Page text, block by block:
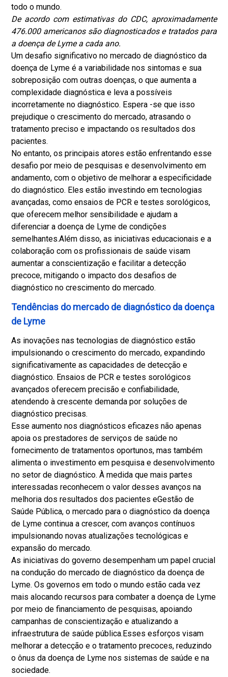
todo o mundo.
De acordo com estimativas do CDC, aproximadamente
476.000 americanos são diagnosticados e tratados para
a doença de Lyme a cada ano.
Um desafio significativo no mercado de diagnóstico da
doença de Lyme é a variabilidade nos sintomas e sua
sobreposição com outras doenças, o que aumenta a
complexidade diagnóstica e leva a possíveis
incorretamente no diagnóstico. Espera -se que isso
prejudique o crescimento do mercado, atrasando o
tratamento preciso e impactando os resultados dos
pacientes.
No entanto, os principais atores estão enfrentando esse
desafio por meio de pesquisas e desenvolvimento em
andamento, com o objetivo de melhorar a especificidade
do diagnóstico. Eles estão investindo em tecnologias
avançadas, como ensaios de PCR e testes sorológicos,
que oferecem melhor sensibilidade e ajudam a
diferenciar a doença de Lyme de condições
semelhantes.Além disso, as iniciativas educacionais e a
colaboração com os profissionais de saúde visam
aumentar a conscientização e facilitar a detecção
precoce, mitigando o impacto dos desafios de
diagnóstico no crescimento do mercado.
Tendências do mercado de diagnóstico da doença
de Lyme
As inovações nas tecnologias de diagnóstico estão
impulsionando o crescimento do mercado, expandindo
significativamente as capacidades de detecção e
diagnóstico. Ensaios de PCR e testes sorológicos
avançados oferecem precisão e confiabilidade,
atendendo à crescente demanda por soluções de
diagnóstico precisas.
Esse aumento nos diagnósticos eficazes não apenas
apoia os prestadores de serviços de saúde no
fornecimento de tratamentos oportunos, mas também
alimenta o investimento em pesquisa e desenvolvimento
no setor de diagnóstico. À medida que mais partes
interessadas reconhecem o valor desses avanços na
melhoria dos resultados dos pacientes eGestão de
Saúde Pública, o mercado para o diagnóstico da doença
de Lyme continua a crescer, com avanços contínuos
impulsionando novas atualizações tecnológicas e
expansão do mercado.
As iniciativas do governo desempenham um papel crucial
na condução do mercado de diagnóstico da doença de
Lyme. Os governos em todo o mundo estão cada vez
mais alocando recursos para combater a doença de Lyme
por meio de financiamento de pesquisas, apoiando
campanhas de conscientização e atualizando a
infraestrutura de saúde pública.Esses esforços visam
melhorar a detecção e o tratamento precoces, reduzindo
o ônus da doença de Lyme nos sistemas de saúde e na
sociedade.